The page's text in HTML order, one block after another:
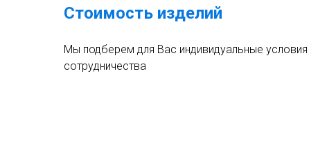
Стоимость изделий
Мы подберем для Вас индивидуальные условия
сотрудничества